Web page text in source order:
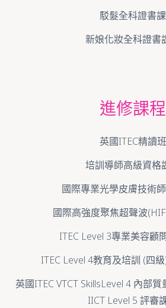
駁髮全科證書課
新娘化妝全科證書
進修課程
英國ITEC精讀班
培訓導師高級資格
國際專業光學皮膚技術
國際高強度聚焦超聲波
ITEC Level 3專業美容顧
ITEC Level 4教育及培訓 (四
英國ITEC VTCT SkillsLevel 4 內部
IICT Level 5 評審